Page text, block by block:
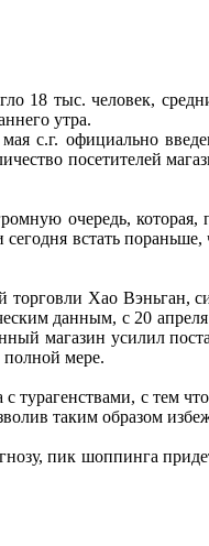
18 тыс. человек,
утра.
с.г. официально
посетителей
очередь, которая,
встать
Хао Вэньган,
данным, с 20
магазин усилил
мере.
турагенствами, с тем
таким образом
пик шоппинга